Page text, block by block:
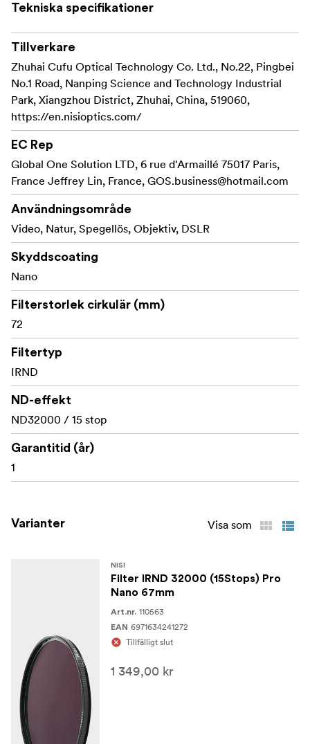
En superhård Nano-coating stöter bort vatten och fett
IR-coating eliminerar infrarött ljus och bidrar till att
slutartider.
Filterringen är tillverkad av aluminium och är endast 3,5
mm tjock, vilket innebär att filtret kan användas även på
kraftiga vidvinkelobjektiv utan att orsaka vinjettering.
Egenskaper
ND-faktor 32000, förlänger exponeringen med 15
steg
Optiskt glas av högsta kvalitet
IR coating minskar risken för färgstick vid långa
slutartider
Enkelt att rengöra
Tekniska specifikationer
Tillverkare
Zhuhai Cufu Optical Technology Co. Ltd., No.22, Pingbei
No.1 Road, Nanping Science and Technology Industrial
Park, Xiangzhou District, Zhuhai, China, 519060,
https://en.nisioptics.com/
EC Rep
Global One Solution LTD, 6 rue d'Armaillé 75017 Paris,
France Jeffrey Lin, France, GOS.business@hotmail.com
Användningsområde
Video, Natur, Spegellös, Objektiv, DSLR
Skyddscoating
Nano
Filterstorlek cirkulär (mm)
72
Filtertyp
IRND
ND-effekt
ND32000 / 15 stop
Garantitid (år)
1
Varianter Visa som
NISI
Filter IRND 32000 (15Stops) Pro
Nano 67mm
Art.nr. 110563
EAN 6971634241272
Tillfälligt slut
1 349,00 kr